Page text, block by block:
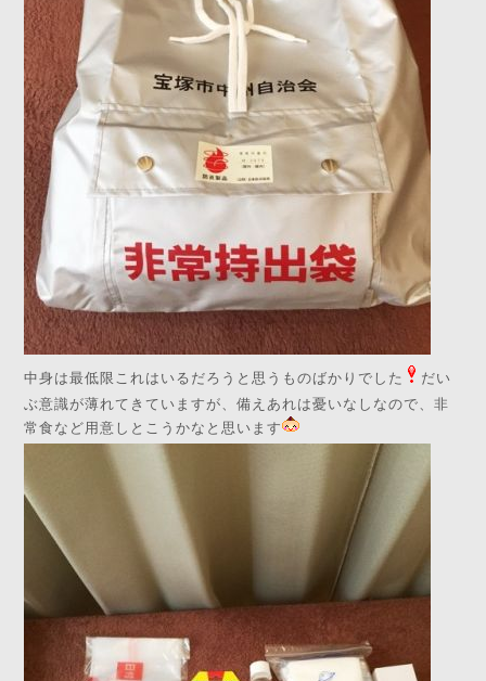
中身は最低限これはいるだろうと思うものばかりでした
だい
ぶ意識が薄れてきていますが、備えあれは憂いなしなので、非
常食など用意しとこうかなと思います